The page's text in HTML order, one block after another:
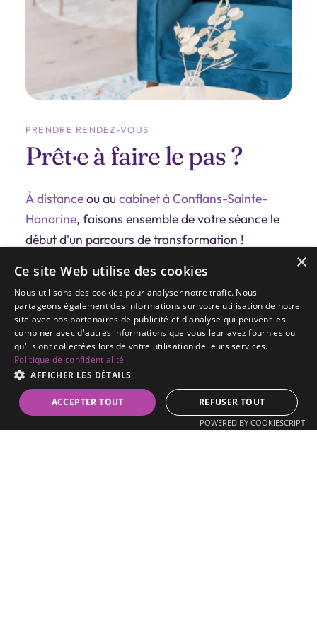
Prendre RDV
PRENDRE RENDEZ-VOUS
Prêt·e à faire le pas ?
À distanceou aucabinet à Conflans-Sainte-
Honorine, faisons ensemble de votre séance le
début d'un parcours de transformation !
70€
Séance individuelle (~45min à 1h)
À distance ou en cabinet
Réserver ma séance →
06 16 15 99 55
×
Ce site Web utilise des cookies
Nous utilisons des cookies pour analyser notre trafic. Nous
partageons également des informations sur votre utilisation de notre
site avec nos partenaires de publicité et d'analyse qui peuvent les
combiner avec d'autres informations que vous leur avez fournies ou
qu'ils ont collectées lors de votre utilisation de leurs services.
Politique de confidentialité
AFFICHER LES DÉTAILS
ACCEPTER TOUT REFUSER TOUT
POWERED BY COOKIESCRIPT